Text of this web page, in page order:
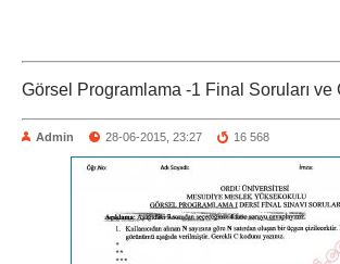
Görsel Programlama -1 Final Soruları ve
Admin 28-06-2015, 23:27 16 568